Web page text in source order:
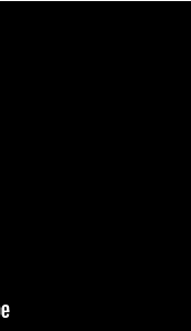
又燃起了一絲希望。
之城，部分繽紛絢爛
基巧妙將小說裡的書
、哀傷、恐懼、慾望